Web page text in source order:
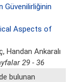
Güvenilirliğinin
Aspects of
Handan Ankaralı
29 - 36
bulunan